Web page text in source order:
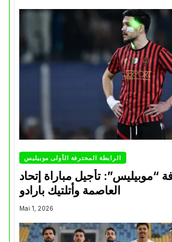
الرابطة المحترفة الأولى موبيليس
“موبيليس”: تأجيل مباراة إتحاد
العاصمة وأتلتيك بارادو
Mai 1, 2026